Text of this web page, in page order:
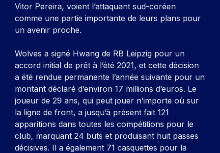
Vitor Pereira, voient l’attaquant sud-coréen
comme une partie importante de leurs plans pour
un avenir proche.
Wolves a signé Hwang de RB Leipzig pour un
accord initial de prêt à l’été 2021, et cette décision
a été rendue permanente l’année suivante pour un
montant déclaré d’environ 17 millions d’euros. Le
joueur de 29 ans, qui peut jouer n’importe où sur
la ligne de front, a jusqu’à présent fait 121
apparitions dans toutes les compétitions pour le
club, marquant 24 buts et produisant huit passes
décisives. Il a également 71 casquettes pour la